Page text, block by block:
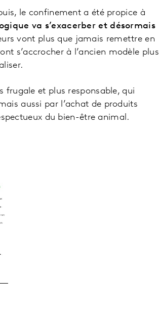
le confinement a été propice à
va s’exacerber et désormais
vont plus que jamais remettre en
s’accrocher à l’ancien modèle plus
frugale et plus responsable, qui
aussi par l’achat de produits
du bien-être animal.